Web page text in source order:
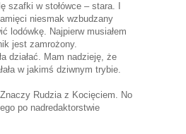
szafki w stołówce – stara. I
niesmak wzbudzany
lodówkę. Najpierw musiałem
jest zamrożony.
działać. Mam nadzieję, że
w jakimś dziwnym trybie.
Rudzia z Kocięciem. No
po nadredaktorstwie